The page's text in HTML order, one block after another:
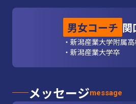
男女コーチ
・新潟産業大学附属高
・新潟産業大学卒
メッセージmessage